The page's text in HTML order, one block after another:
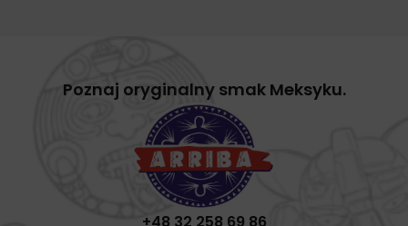
Poznaj oryginalny smak Meksyku.